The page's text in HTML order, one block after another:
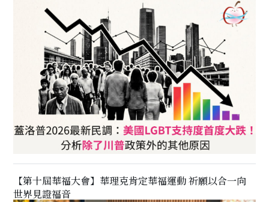
【第十屆華福大會】華理克肯定華福運動 祈願以合一向
世界見證福音